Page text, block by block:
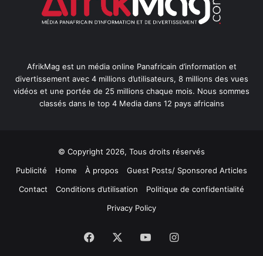
AfrikMag est un média online Panafricain d’information et
divertissement avec 4 millions d’utilisateurs, 8 millions des vues
vidéos et une portée de 25 millions chaque mois. Nous sommes
classés dans le top 4 Media dans 12 pays africains
© Copyright 2026, Tous droits réservés
Publicité
Home À propos
Guest Posts/ Sponsored Articles
Contact
Conditions d’utilisation
Politique de confidentialité
Privacy Policy
Facebook YouTubeInstagram